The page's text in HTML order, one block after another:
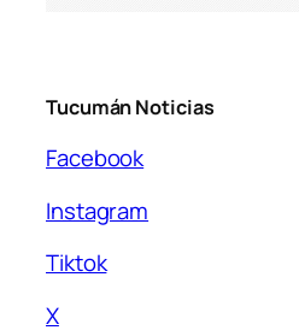
Tucumán Noticias
Facebook
Instagram
Tiktok
X